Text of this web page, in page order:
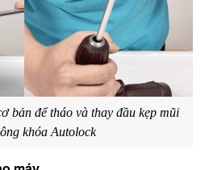
bản để tháo và thay đầu kẹp mũi
khóa Autolock